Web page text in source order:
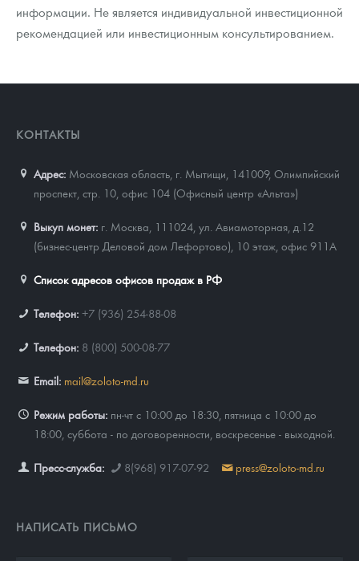
информации. Не является индивидуальной инвестиционной
рекомендацией или инвестиционным консультированием.
КОНТАКТЫ
Адрес: Московская область, г. Мытищи, 141009, Олимпийский
проспект, стр. 10, офис 104 (Офисный центр «Альта»)
Выкуп монет: г. Москва, 111024, ул. Авиамоторная, д.12
(бизнес-центр Деловой дом Лефортово), 10 этаж, офис 911А
Список адресов офисов продаж в РФ
Телефон: +7 (936) 254-88-08
Телефон: 8 (800) 500-08-77
Email: mail@zoloto-md.ru
Режим работы: пн-чт с 10:00 до 18:30, пятница с 10:00 до
18:00, суббота - по договоренности, воскресенье - выходной.
Пресс-служба: 8(968) 917-07-92 press@zoloto-md.ru
НАПИСАТЬ ПИСЬМО